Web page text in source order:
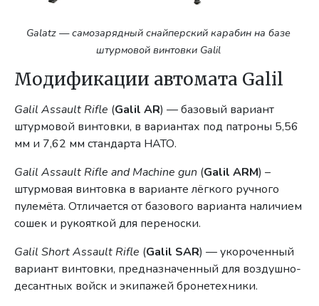
Galatz — самозарядный снайперский карабин на базе
штурмовой винтовки Galil
Модификации автомата Galil
Galil Assault Rifle (GalilAR) — базовый вариант
штурмовой винтовки, в вариантах под патроны 5,56
мм и 7,62 мм стандарта НАТО.
Galil Assault Rifle and Machine gun (Galil ARM) –
штурмовая винтовка в варианте лёгкого ручного
пулемёта. Отличается от базового варианта наличием
сошек и рукояткой для переноски.
Galil Short Assault Rifle (Galil SAR) — укороченный
вариант винтовки, предназначенный для воздушно-
десантных войск и экипажей бронетехники.